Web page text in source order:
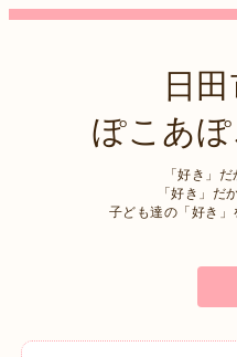
日
ぽこあ
「好き」
「好き」だ
子ども達の「好き